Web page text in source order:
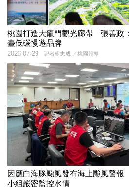
桃園打造大龍門觀光廊帶 張善政
臺低碳慢遊品牌
記者葉志成 ／桃園報導
2026-07-29
因應白海豚颱風發布海上颱風警
小組嚴密監控水情